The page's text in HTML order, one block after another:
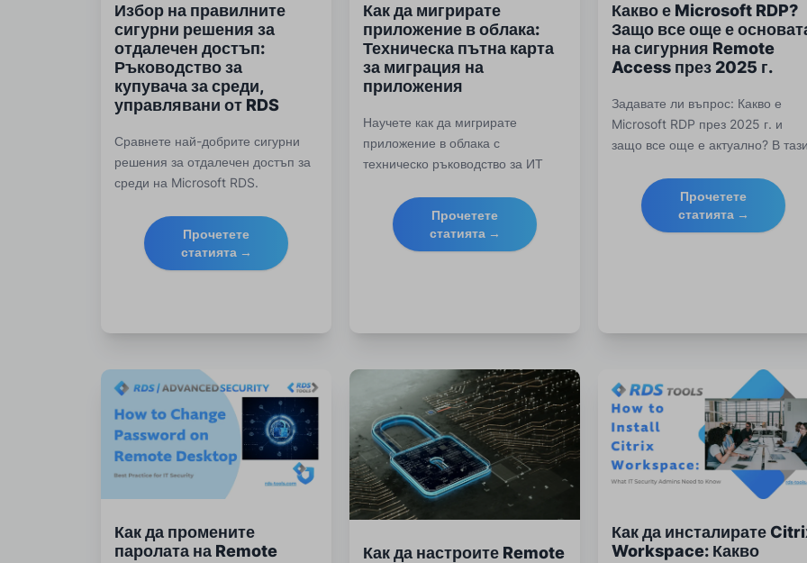
Избор на правилните
сигурни решения за
отдалечен достъп:
Ръководство за
купувача за среди,
управлявани от RDS
Сравнете най-добрите сигурни
решения за отдалечен достъп за
среди на Microsoft RDS.
сравнява с водещите
алтернативи за подобряване на
сигурността, мониторинга и
Прочетете
статията →
Как да мигрирате
приложение в облака:
Техническа пътна карта
за миграция на
приложения
Научете как да мигрирате
приложение в облака с
техническо ръководство за ИТ
стратегии, инструменти, съвети
за сигурност и най-добри
практики.
Прочетете
статията →
Какво е Microsoft RDP?
Защо все още е
на сигурния Remote
Access през 2025 г.
Задавате ли въпрос: Какво е
Microsoft RDP през 2025 г. и
защо все още е актуално? В
Протоколът за отдалечен
плот на Microsoft, защо остава
критичен за съвременните ИТ
Прочетете
статията →
Как да промените
паролата на Remote
Как да настроите Remote
Как да инсталирате
Workspace: Какво